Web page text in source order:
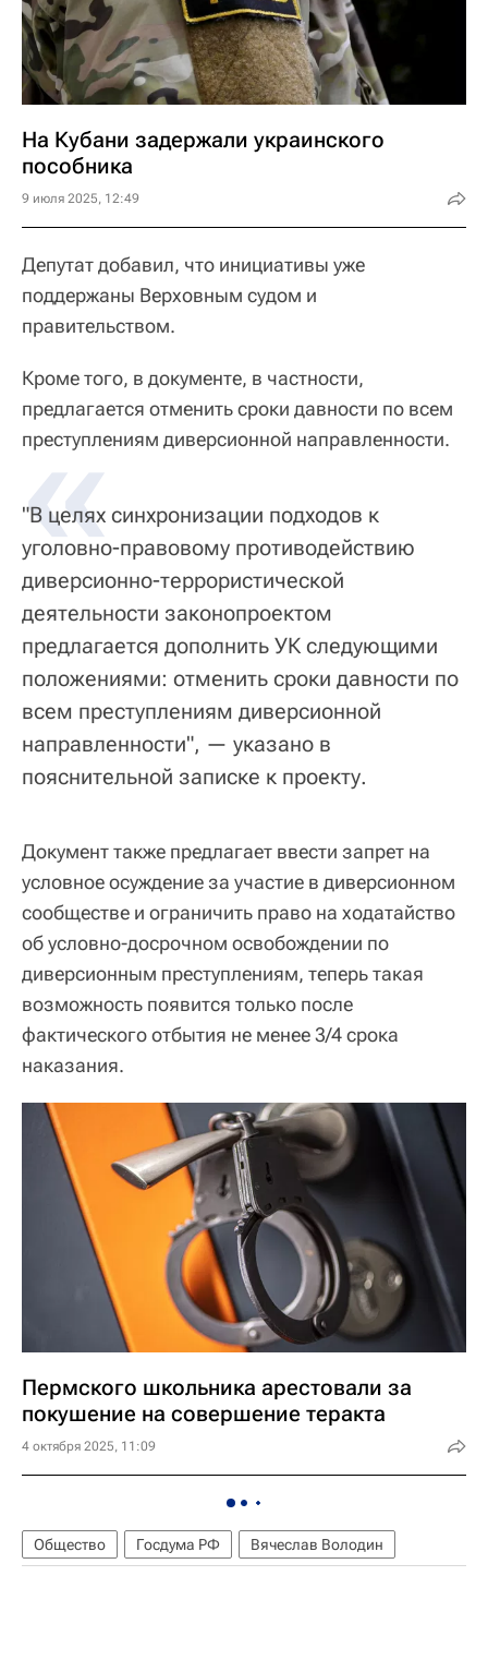
На Кубани задержали украинского
пособника
9 июля 2025, 12:49
Депутат добавил, что инициативы уже
поддержаны Верховным судом и
правительством.
Кроме того, в документе, в частности,
предлагается отменить сроки давности по всем
преступлениям диверсионной направленности.
«
"В целях синхронизации подходов к
уголовно-правовому противодействию
диверсионно-террористической
деятельности законопроектом
предлагается дополнить УК следующими
положениями: отменить сроки давности по
всем преступлениям диверсионной
направленности", — указано в
пояснительной записке к проекту.
Документ также предлагает ввести запрет на
условное осуждение за участие в диверсионном
сообществе и ограничить право на ходатайство
об условно-досрочном освобождении по
диверсионным преступлениям, теперь такая
возможность появится только после
фактического отбытия не менее 3/4 срока
наказания.
Пермского школьника арестовали за
покушение на совершение теракта
4 октября 2025, 11:09
Общество Госдума РФ Вячеслав Володин